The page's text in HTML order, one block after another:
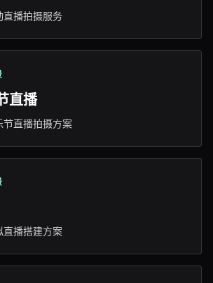
直播拍摄服务
直播
直播拍摄方案
直播搭建方案